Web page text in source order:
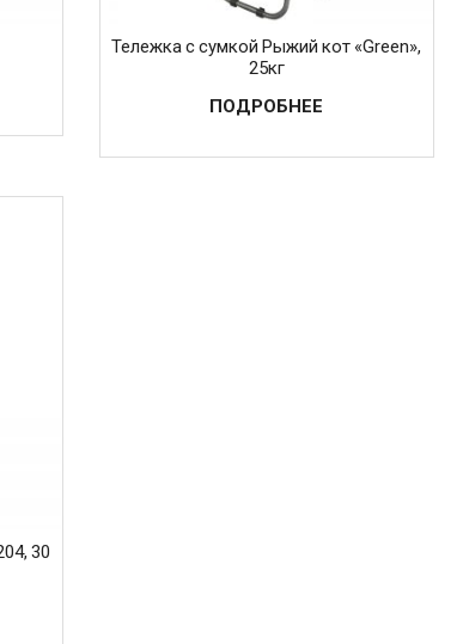
Тележка с сумкой Рыжий кот «Green»,
25кг
ПОДРОБНЕЕ
30